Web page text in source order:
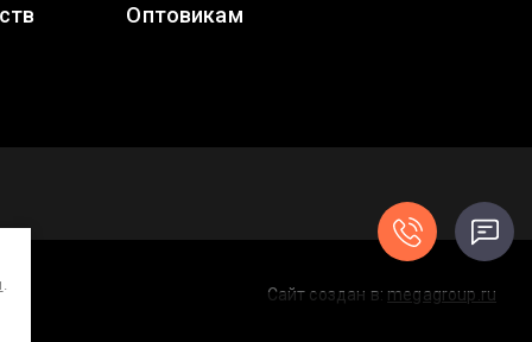
.
Оптовикам
Сайт создан в: megagroup.ru